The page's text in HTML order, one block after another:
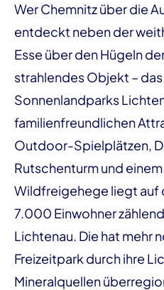
Wer Chemnitz über die
entdeckt neben der
Esse über den Hügeln
strahlendes Objekt –
Sonnenlandparks
familienfreundlichen
Outdoor-Spielplätzen,
Rutschenturm und
Wildfreigehege liegt auf
7.000 Einwohner
Lichtenau. Die hat mehr
Freizeitpark durch ihre
Mineralquellen